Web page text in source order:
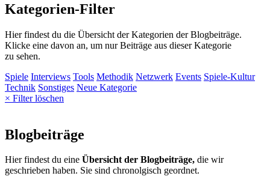
Kategorien-Filter
Hier findest du die Übersicht der Kategorien der Blogbeiträge.
Klicke eine davon an, um nur Beiträge aus dieser Kategorie
zu sehen.
Spiele Interviews Tools Methodik Netzwerk Events Spiele-Kultur
Technik Sonstiges Neue Kategorie
× Filter löschen
Blogbeiträge
Hier findest du eine Übersicht der Blogbeiträge, die wir
geschrieben haben. Sie sind chronolgisch geordnet.